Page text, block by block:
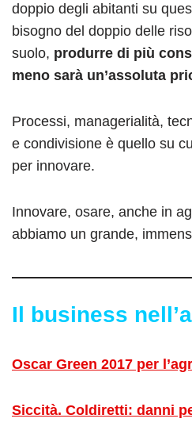
doppio degli abitanti su
bisogno del doppio delle
suolo, produrre di più
meno sarà un’assoluta
Processi, managerialità,
e condivisione è quello su
per innovare.
Innovare, osare, anche in
abbiamo un grande,
Il business
Oscar Green 2017 per
Siccità. Coldiretti: danni